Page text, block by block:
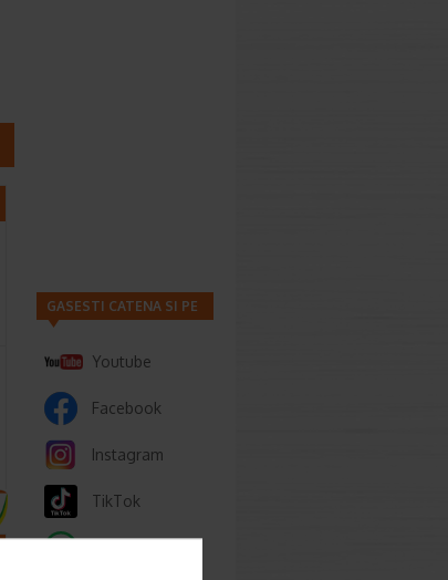
GASESTI CATENA SI PE
Youtube
Facebook
Instagram
TikTok